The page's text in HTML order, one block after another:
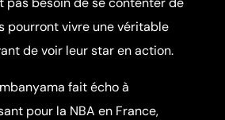
pourront vivre une véritable
de voir leur star en action.
fait écho à
pour la NBA en France,